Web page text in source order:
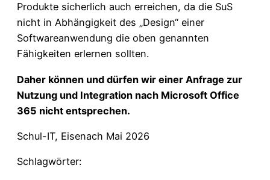
Produkte sicherlich auch erreichen, da die SuS
nicht in Abhängigkeit des „Design“ einer
Softwareanwendung die oben genannten
Fähigkeiten erlernen sollten.
Daher können und dürfen wir einer Anfrage zur
Nutzung und Integration nach Microsoft Office
365 nicht entsprechen.
Schul-IT, Eisenach Mai 2026
Schlagwörter: